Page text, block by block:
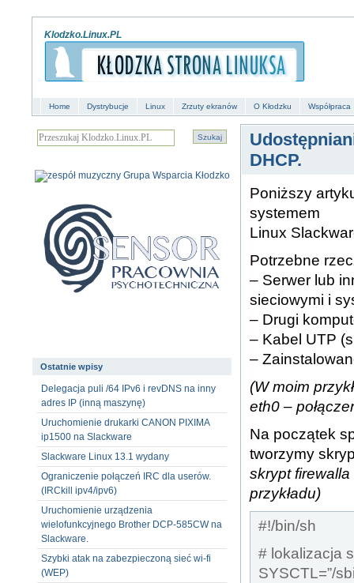
Klodzko.Linux.PL
Home Dystrybucje Linux Zrzuty ekranów O Kłodzku Współpraca
DHCP.
Poniższy
systemem
Linux
Potrzebne
– Serwer lub
sieciowymi i
– Drugi
– Kabel UTP
–
(W moim
eth0 –
Na początek
tworzymy
skrypt
przykładu)
#!/bin/sh
# lokalizacja
SYSCTL=”/
Ostatnie wpisy
Delegacja puli /64 IPv6 i revDNS na inny
adres IP (inną maszynę)
Uruchomienie drukarki CANON PIXIMA
ip1500 na Slackware
Slackware Linux 13.1 wydany
Ograniczenie połączeń IRC dla userów.
(IRCkill ipv4/ipv6)
Uruchomienie urządzenia
wielofunkcyjnego Brother DCP-585CW na
Slackware.
Szybki atak na zabezpieczoną sieć wi-fi
(WEP)